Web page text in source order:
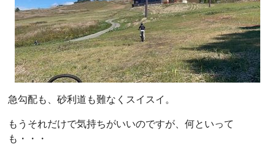
急勾配も、砂利道も難なくスイスイ。
もうそれだけで気持ちがいいのですが、何といって
も・・・